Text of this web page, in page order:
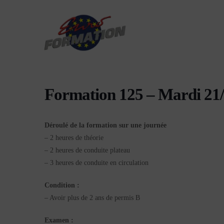
Formation 125 – Mardi
Déroulé de la formation sur une journée
– 2 heures de théorie
– 2 heures de conduite plateau
– 3 heures de conduite en circulation
Condition :
– Avoir plus de 2 ans de permis B
Examen :